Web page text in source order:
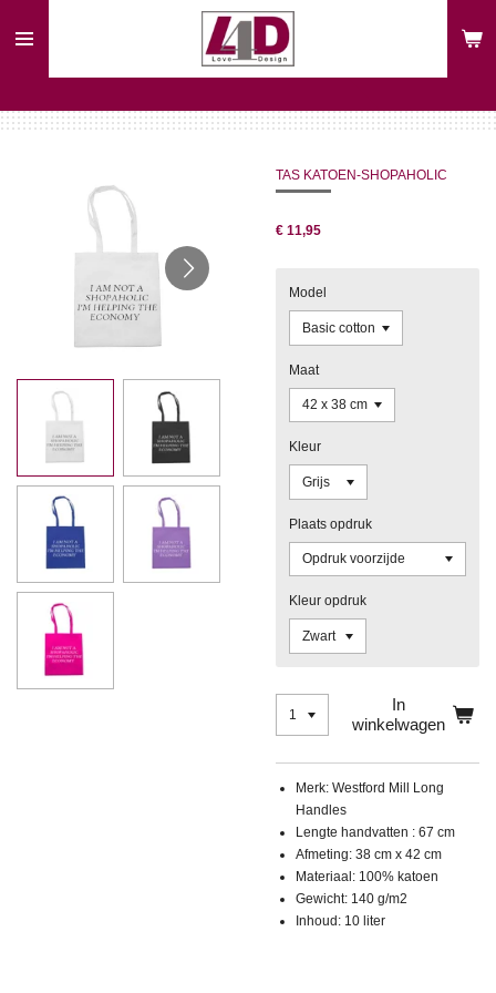
direct
hoofdinhoud
TAS KATOEN-SHOPAHOLIC
€ 11,95
Model
Maat
Kleur
Plaats opdruk
Kleur opdruk
In
winkelwagen
Merk: Westford Mill Long
Handles
Lengte handvatten : 67 cm
Afmeting: 38 cm x 42 cm
Materiaal: 100% katoen
Gewicht: 140 g/m2
Inhoud: 10 liter